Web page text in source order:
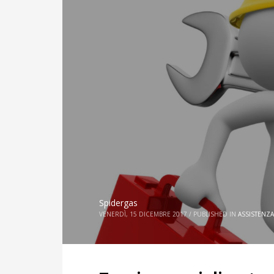
Spidergas
VENERDÌ, 15 DICEMBRE 2017 / PUBLISHED IN ASSISTENZA